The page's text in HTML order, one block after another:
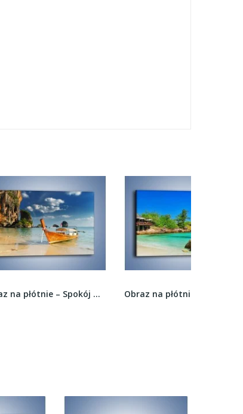
Obraz na płótnie – Spokój w niedzielne... Obraz na płótnie – Pocztówka z wakacji –...